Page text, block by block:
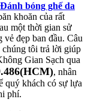
Đánh bóng ghế da
khoăn của rất
một thời gian sử
đẹp ban đầu. Câu
tôi trả lời giúp
Gian Sạch qua
, nhân
quý khách có sự lựa
phí.